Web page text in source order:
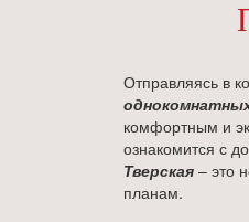
Отправляясь в
комфортным и
ознакомится с
Тверская – это
планам.